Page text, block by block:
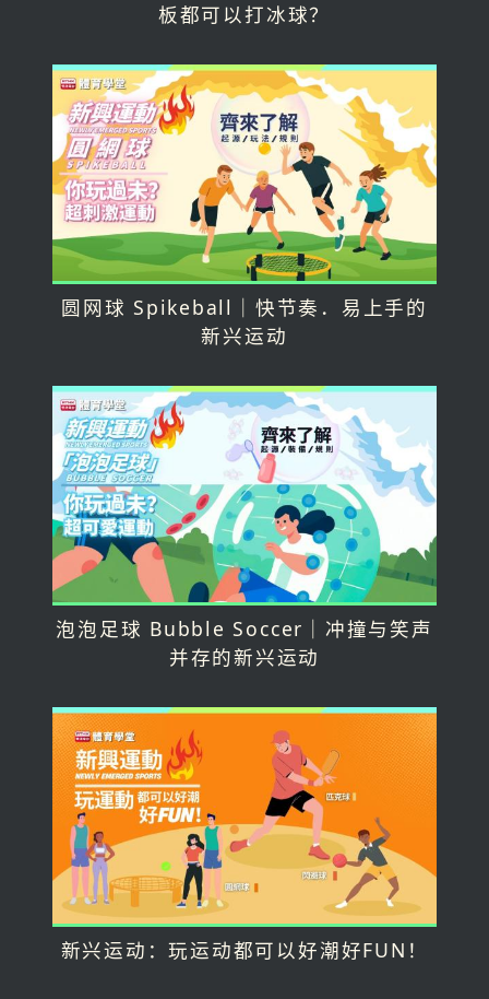
板都可以打冰球？
圆网球 Spikeball｜快节奏．易上手的
新兴运动
泡泡足球 Bubble Soccer｜冲撞与笑声
并存的新兴运动
新兴运动：玩运动都可以好潮好FUN！